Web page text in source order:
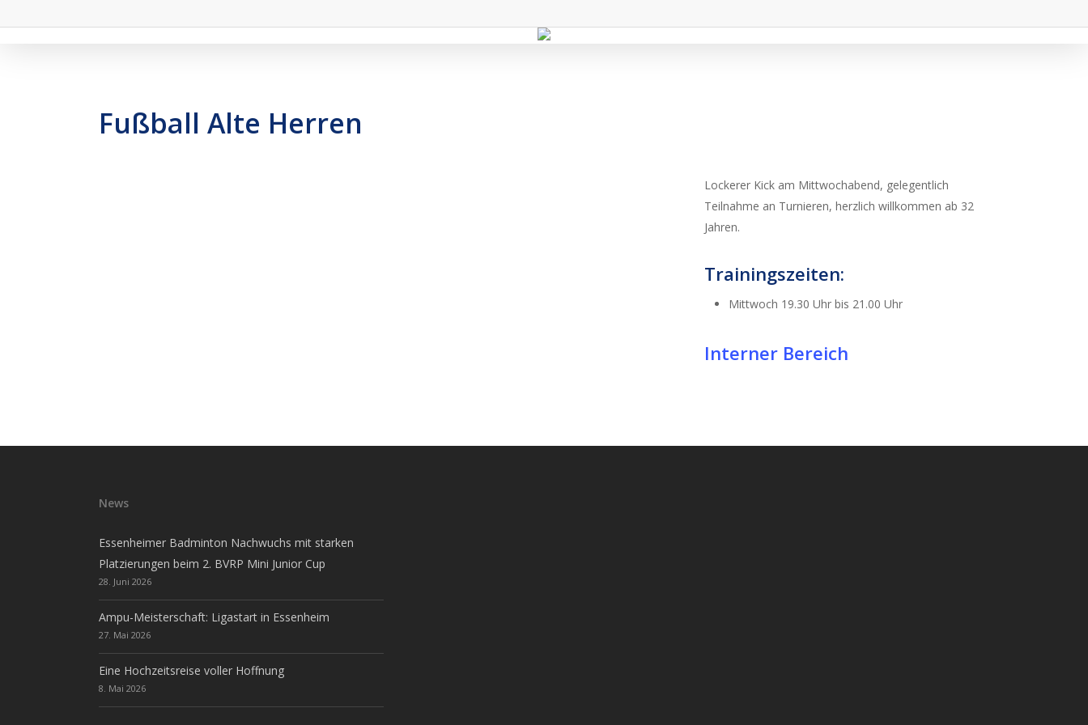
Fußball Alte Herren
Lockerer Kick am Mittwochabend, gelegentlich
Teilnahme an Turnieren, herzlich willkommen ab 32
Jahren.
Trainingszeiten:
Mittwoch 19.30 Uhr bis 21.00 Uhr
Interner Bereich
News
Essenheimer Badminton Nachwuchs mit starken
Platzierungen beim 2. BVRP Mini Junior Cup
28. Juni 2026
Ampu-Meisterschaft: Ligastart in Essenheim
27. Mai 2026
Eine Hochzeitsreise voller Hoffnung
8. Mai 2026